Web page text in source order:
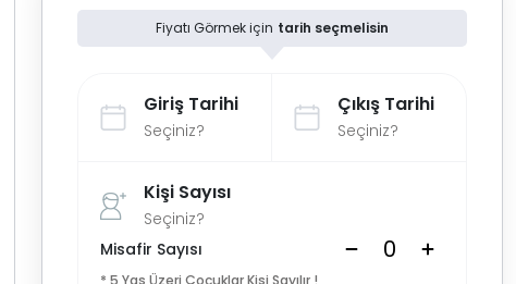
Fiyatı Görmek için tarih seçmelisin
Giriş Tarihi
Seçiniz?
Çıkış Tarihi
Seçiniz?
Kişi Sayısı
Seçiniz?
Misafir Sayısı
* 5 Yaş Üzeri Çocuklar Kişi Sayılır !